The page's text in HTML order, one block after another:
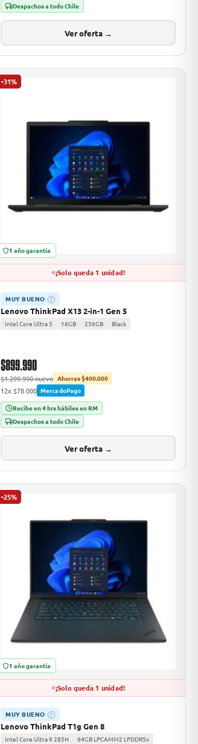
Despachos a todo Chile
Ver oferta →
-31%
1 año garantía
¡Solo queda 1 unidad!
MUY BUENO ?
Lenovo ThinkPad X13 2-in-1 Gen 5
Intel Core Ultra 5 16GB 256GB Black
$899.990
$1.299.990 nuevo Ahorras $400.000
12x $78.000 MercadoPago
Recibe en 4 hrs hábiles en RM
Despachos a todo Chile
Ver oferta →
-25%
1 año garantía
¡Solo queda 1 unidad!
MUY BUENO ?
Lenovo ThinkPad T1g Gen 8
Intel Core Ultra 9 285H
64GB LPCAMM2 LPDDR5x